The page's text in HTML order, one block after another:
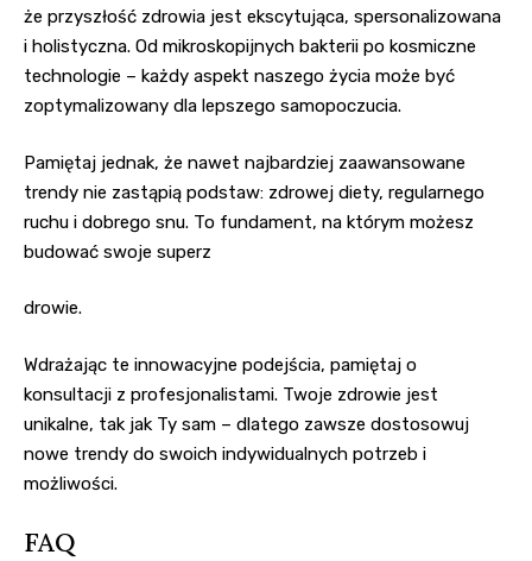
że przyszłość zdrowia jest ekscytująca, spersonalizowana
i holistyczna. Od mikroskopijnych bakterii po kosmiczne
technologie – każdy aspekt naszego życia może być
zoptymalizowany dla lepszego samopoczucia.
Pamiętaj jednak, że nawet najbardziej zaawansowane
trendy nie zastąpią podstaw: zdrowej diety, regularnego
ruchu i dobrego snu. To fundament, na którym możesz
budować swoje superz
drowie.
Wdrażając te innowacyjne podejścia, pamiętaj o
konsultacji z profesjonalistami. Twoje zdrowie jest
unikalne, tak jak Ty sam – dlatego zawsze dostosowuj
nowe trendy do swoich indywidualnych potrzeb i
możliwości.
FAQ